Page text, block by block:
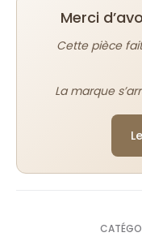
Merci
Cette pièce
La marque